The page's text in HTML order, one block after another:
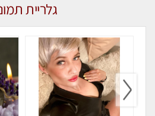
גלריית